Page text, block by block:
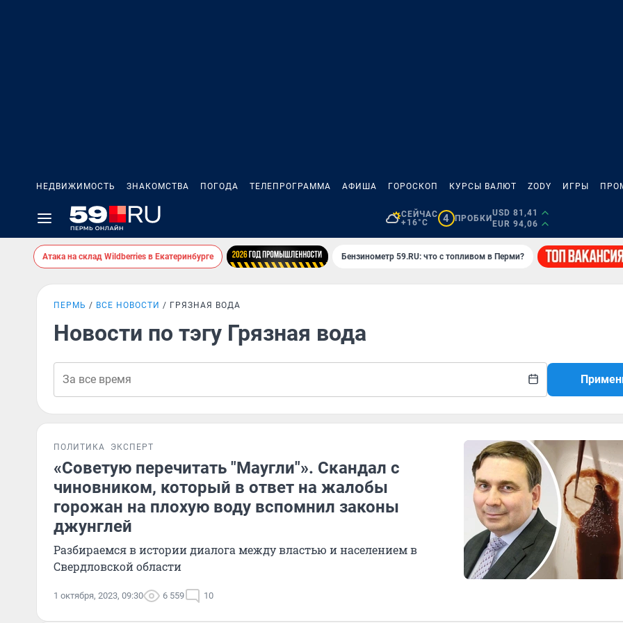
НЕДВИЖИМОСТЬ ЗНАКОМСТВА ПОГОДА ТЕЛЕПРОГРАММА АФИША ГОРОСКОП КУРСЫ ВАЛЮТ ZODY ИГРЫ
СЕЙЧАС
+16°C
4 ПРОБКИ
USD 81,41
EUR 94,06
Атака на склад Wildberries в Екатеринбурге Бензинометр 59.RU: что с топливом в Перми?
ПЕРМЬ ВСЕ НОВОСТИ ГРЯЗНАЯ ВОДА
Новости по тэгу Грязная вода
ПОЛИТИКА ЭКСПЕРТ
«Советую перечитать "Маугли"». Скандал с
чиновником, который в ответ на жалобы
горожан на плохую воду вспомнил законы
джунглей
Разбираемся в истории диалога между властью и населением в
Свердловской области
1 октября, 2023, 09:30 6 559 10